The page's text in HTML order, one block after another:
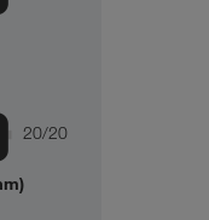
20/20